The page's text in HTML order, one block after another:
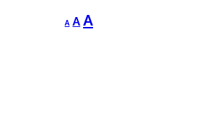
A
Decrease
font
A Reset
font
AIncrease